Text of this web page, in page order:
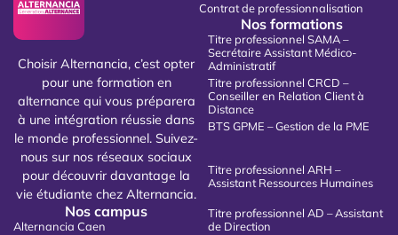
Choisir Alternancia, c’est opter
pour une formation en
alternance qui vous préparera
à une intégration réussie dans
le monde professionnel. Suivez-
nous sur nos réseaux sociaux
pour découvrir davantage la
vie étudiante chez Alternancia.
Nos campus
Alternancia Caen
Contrat de professionnalisation
Nos formations
Titre professionnel SAMA –
Secrétaire Assistant Médico-
Administratif
Titre professionnel CRCD –
Conseiller en Relation Client à
Distance
BTS GPME – Gestion de la PME
Titre professionnel ARH –
Assistant Ressources Humaines
Titre professionnel AD – Assistant
de Direction